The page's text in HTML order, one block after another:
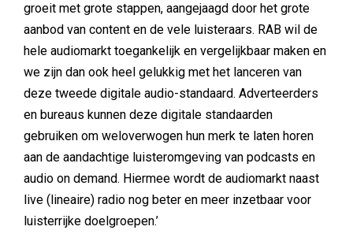
groeit met grote stappen, aangejaagd door het grote
aanbod van content en de vele luisteraars. RAB wil de
hele audiomarkt toegankelijk en vergelijkbaar maken en
we zijn dan ook heel gelukkig met het lanceren van
deze tweede digitale audio-standaard. Adverteerders
en bureaus kunnen deze digitale standaarden
gebruiken om weloverwogen hun merk te laten horen
aan de aandachtige luisteromgeving van podcasts en
audio on demand. Hiermee wordt de audiomarkt naast
live (lineaire) radio nog beter en meer inzetbaar voor
luisterrijke doelgroepen.’